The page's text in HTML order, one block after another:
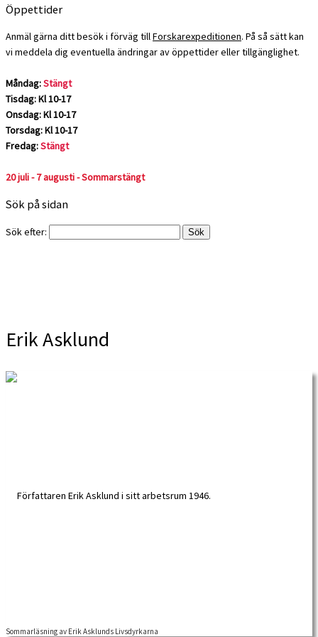
Öppettider
Anmäl gärna ditt besök i förväg tillForskarexpeditionen. På så sätt kan
vi meddela dig eventuella ändringar av öppettider eller tillgänglighet.
Måndag:Stängt
Tisdag: Kl 10-17
Onsdag: Kl 10-17
Torsdag: Kl 10-17
Fredag:Stängt
20 juli - 7 augusti - Sommarstängt
Sök på sidan
Sök efter:
Erik Asklund
Sommarläsning av Erik Asklunds Livsdyrkarna